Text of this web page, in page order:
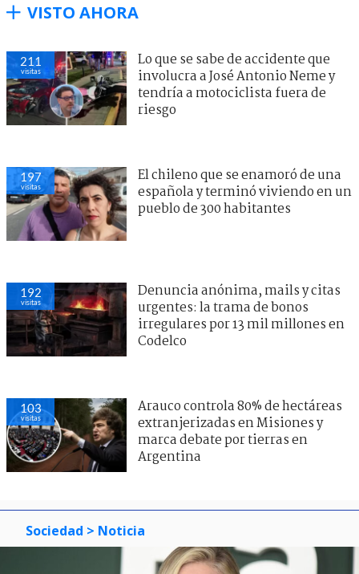
VISTO AHORA
211
visitas
Lo que se sabe de accidente que
involucra a José Antonio Neme y
tendría a motociclista fuera de
riesgo
197
visitas
El chileno que se enamoró de una
española y terminó viviendo en un
pueblo de 300 habitantes
192
visitas
Denuncia anónima, mails y citas
urgentes: la trama de bonos
irregulares por 13 mil millones en
Codelco
103
visitas
Arauco controla 80% de hectáreas
extranjerizadas en Misiones y
marca debate por tierras en
Argentina
Sociedad > Noticia